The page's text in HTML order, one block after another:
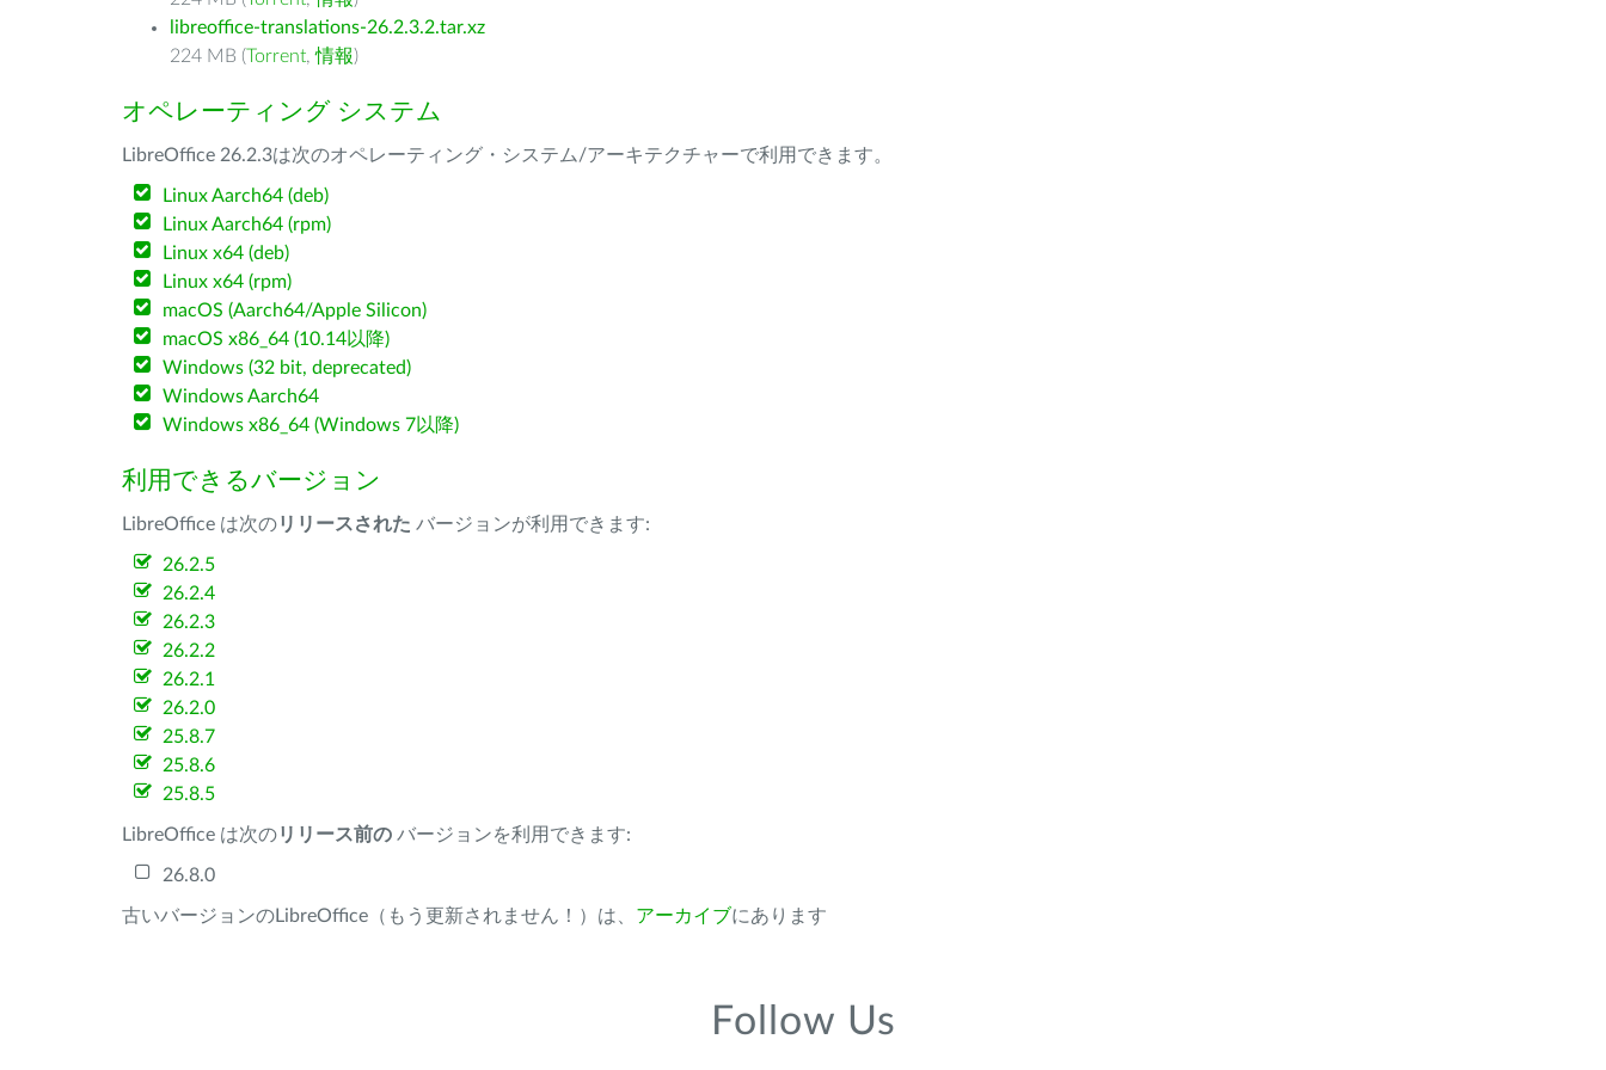
libreoffice-translations-26.2.3.2.tar.xz
224 MB (Torrent,情報)
オペレーティング システム
LibreOffice 26.2.3は次のオペレーティング・システム/アーキテクチャーで利用できます。
Linux Aarch64 (deb)
Linux Aarch64 (rpm)
Linux x64 (deb)
Linux x64 (rpm)
macOS (Aarch64/Apple Silicon)
macOS x86_64 (10.14以降)
Windows (32 bit, deprecated)
Windows Aarch64
Windows x86_64 (Windows 7以降)
利用できるバージョン
LibreOffice は次のリリースされた バージョンが利用できます:
26.2.5
26.2.4
26.2.3
26.2.2
26.2.1
26.2.0
25.8.7
25.8.6
25.8.5
LibreOffice は次のリリース前の バージョンを利用できます:
26.8.0
古いバージョンのLibreOffice（もう更新されません！）は、 アーカイブにあります
Follow Us